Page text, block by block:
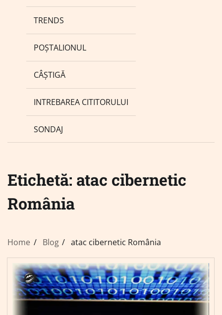
TRENDS
POȘTALIONUL
CÂȘTIGĂ
INTREBAREA CITITORULUI
SONDAJ
Etichetă: atac cibernetic
România
Home Blog atac cibernetic România